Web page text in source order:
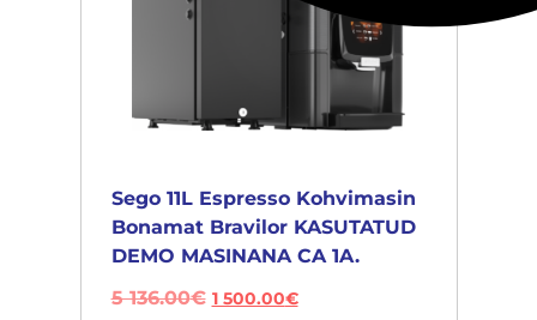
Sego 11L Espresso Kohvimasin
Bonamat Bravilor KASUTATUD
DEMO MASINANA CA 1A.
5 136.00€ 1 500.00€